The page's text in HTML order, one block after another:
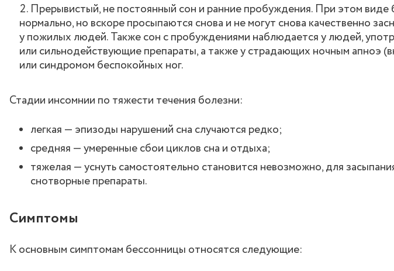
Прерывистый, не постоянный сон и ранние пробуждения. При этом
нормально, но вскоре просыпаются снова и не могут снова качественно
у пожилых людей. Также сон с пробуждениями наблюдается у людей,
или сильнодействующие препараты, а также у страдающих ночным апноэ
или синдромом беспокойных ног.
Стадии инсомнии по тяжести течения болезни:
легкая — эпизоды нарушений сна случаются редко;
средняя — умеренные сбои циклов сна и отдыха;
тяжелая — уснуть самостоятельно становится невозможно, для
снотворные препараты.
Симптомы
К основным симптомам бессонницы относятся следующие: